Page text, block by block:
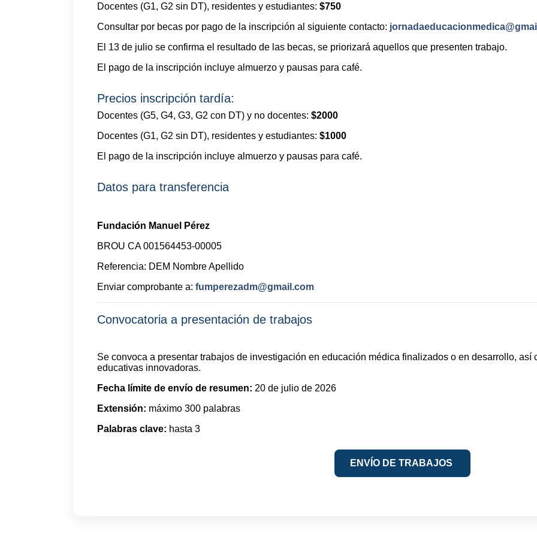
Docentes (G1, G2 sin DT), residentes y estudiantes: $750
Consultar por becas por pago de la inscripción al siguiente contacto:
El 13 de julio se confirma el resultado de las becas, se priorizará aquellos que presenten trabajo.
El pago de la inscripción incluye almuerzo y pausas para café.
Precios inscripción tardía:
Docentes (G5, G4, G3, G2 con DT) y no docentes: $2000
Docentes (G1, G2 sin DT), residentes y estudiantes: $1000
El pago de la inscripción incluye almuerzo y pausas para café.
Datos para transferencia
Fundación Manuel Pérez
BROU CA 001564453-00005
Referencia: DEM Nombre Apellido
Enviar comprobante a: fumperezadm@gmail.com
Convocatoria a presentación de trabajos
Se convoca a presentar trabajos de investigación en educación médica finalizados o en desarrollo, así
educativas innovadoras.
Fecha límite de envío de resumen: 20 de julio de 2026
Extensión: máximo 300 palabras
Palabras clave: hasta 3
ENVÍO DE TRABAJOS